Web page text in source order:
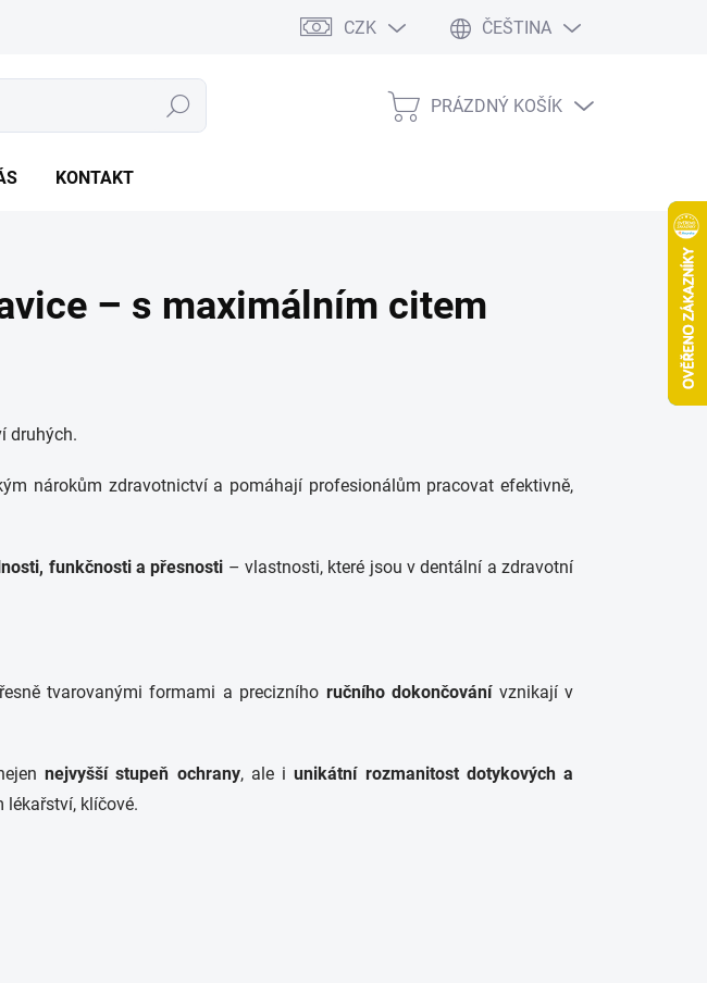
CZK ČEŠTINA
Hledat
NÁKUPNÍ
PRÁZDNÝ KOŠÍK
KONTAKT
– s maximálním citem
druhých.
nárokům zdravotnictví a pomáhají profesionálům pracovat efektivně,
funkčnosti a přesnosti – vlastnosti, které jsou v dentální a zdravotní
tvarovanými formami a precizního ručního dokončování vznikají v
nejvyšší stupeň ochrany, ale iunikátní rozmanitost dotykových a
lékařství, klíčové.